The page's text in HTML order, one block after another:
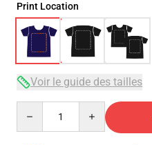
Print Location
Voir le guide des tailles